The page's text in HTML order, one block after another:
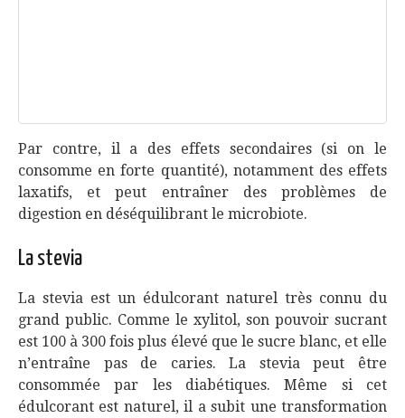
Par contre, il a des effets secondaires (si on le
consomme en forte quantité), notamment des effets
laxatifs, et peut entraîner des problèmes de
digestion en déséquilibrant le microbiote.
La stevia
La stevia est un édulcorant naturel très connu du
grand public. Comme le xylitol, son pouvoir sucrant
est 100 à 300 fois plus élevé que le sucre blanc, et elle
n’entraîne pas de caries. La stevia peut être
consommée par les diabétiques. Même si cet
édulcorant est naturel, il a subit une transformation